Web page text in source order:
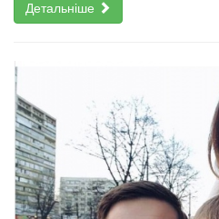
Детальніше